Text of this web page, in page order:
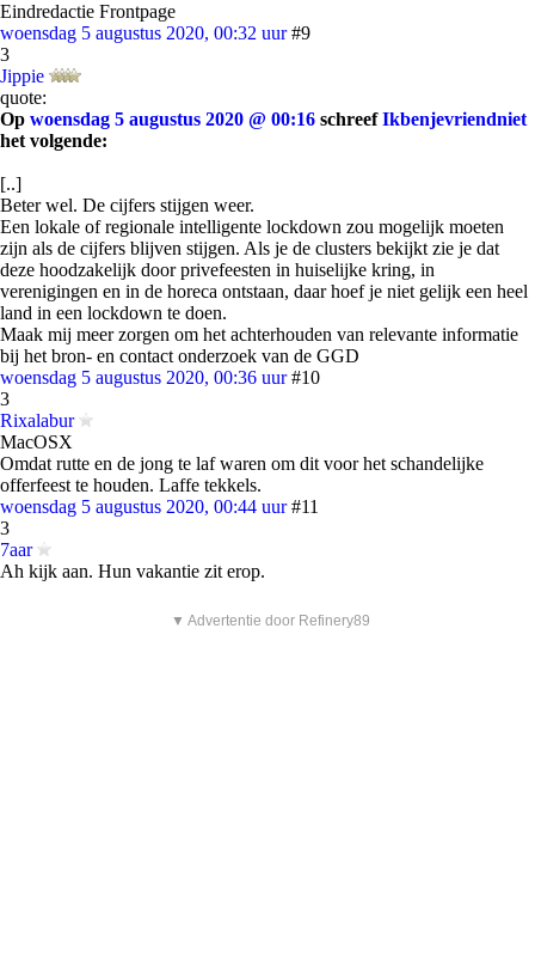
Eindredactie Frontpage
woensdag 5 augustus 2020, 00:32 uur #9
3
Jippie
quote:
Op woensdag 5 augustus 2020 @ 00:16 schreefIkbenjevriendniet
het volgende:
[..]
Beter wel. De cijfers stijgen weer.
Een lokale of regionale intelligente lockdown zou mogelijk moeten
zijn als de cijfers blijven stijgen. Als je de clusters bekijkt zie je dat
deze hoodzakelijk door privefeesten in huiselijke kring, in
verenigingen en in de horeca ontstaan, daar hoef je niet gelijk een heel
land in een lockdown te doen.
Maak mij meer zorgen om het achterhouden van relevante informatie
bij het bron- en contact onderzoek van de GGD
woensdag 5 augustus 2020, 00:36 uur #10
3
Rixalabur
MacOSX
Omdat rutte en de jong te laf waren om dit voor het schandelijke
offerfeest te houden. Laffe tekkels.
woensdag 5 augustus 2020, 00:44 uur #11
3
7aar
Ah kijk aan. Hun vakantie zit erop.
▼ Advertentie door Refinery89